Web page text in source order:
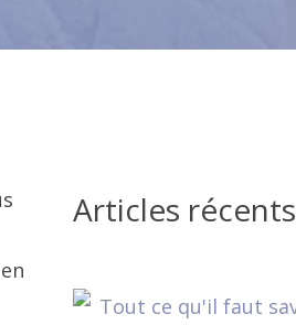
Articles récents